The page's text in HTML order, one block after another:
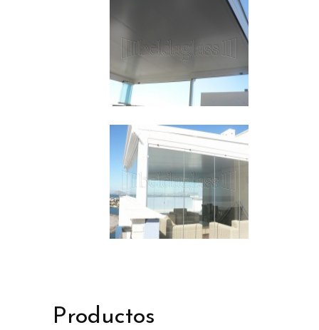
Productos